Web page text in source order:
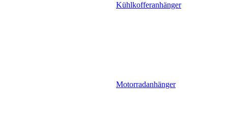
Kühlkofferanhänger
Motorradanhänger